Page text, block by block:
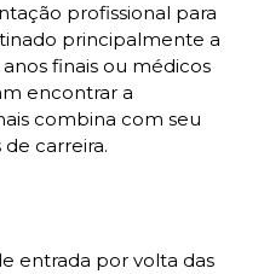
profissional para
principalmente a
finais ou médicos
encontrar a
combina com seu
carreira.